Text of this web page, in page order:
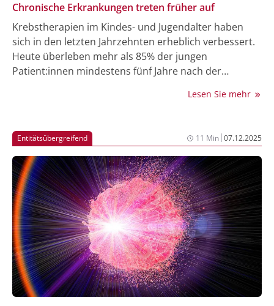
Chronische Erkrankungen treten früher auf
Krebstherapien im Kindes- und Jugendalter haben
sich in den letzten Jahrzehnten erheblich verbessert.
Heute überleben mehr als 85% der jungen
Patient:innen mindestens fünf Jahre nach der
sehen sich die Überlebenden jedoch erhöhten Risiken
Ereignisse und andere behandlungsbedingte
Spätfolgen gegenüber. Eine wegweisende
Simulationsstudie beleuchtet nun erstmals
systematisch das Phänomen der „beschleunigten
Alterung“ bei über 22.000 Überlebenden von
Krebserkrankungen im Kindesalter.
Lesen Sie mehr
Entitätsübergreifend 11 Min|07.12.2025